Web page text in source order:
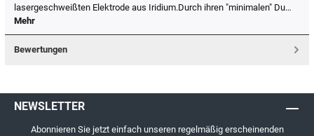
lasergeschweißten Elektrode aus Iridium.Durch ihren "minimalen" Du…
Mehr
Bewertungen
NEWSLETTER
Abonnieren Sie jetzt einfach unseren regelmäßig erscheinenden